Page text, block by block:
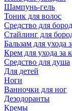
Шампунь-гель
Тоник для волос
Средство для
Стайлинг для
Бальзам для ухода
Крем для ухода за
Средство для душа
Для детей
Ноги
Ванночки для ног
Дезодоранты
Кремы